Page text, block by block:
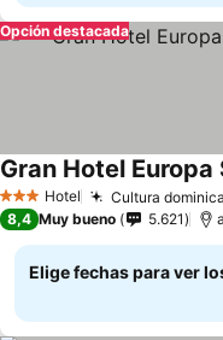
Opción destacada
3 Estrellas
Hotel Cultura
8,4 Muy bueno 5.621
Elige fechas para ver